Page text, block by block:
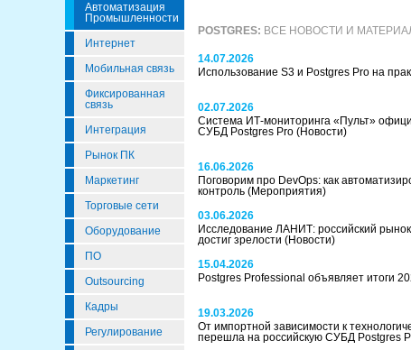
Автоматизация
Промышленности
Интернет
Мобильная связь
Фиксированная
связь
Интеграция
Рынок ПК
Маркетинг
Торговые сети
Оборудование
ПО
Outsourcing
Кадры
Регулирование
POSTGRES: ВСЕ НОВОСТИ И
14.07.2026
Использование S3 и Postgres Pro на
02.07.2026
Система ИТ-мониторинга «Пульт»
СУБД Postgres Pro (Новости)
16.06.2026
Поговорим про DevOps: как
контроль (Мероприятия)
03.06.2026
Исследование ЛАНИТ: российский
достиг зрелости (Новости)
15.04.2026
Postgres Professional объявляет итоги
19.03.2026
От импортной зависимости к
перешла на российскую СУБД Postgres